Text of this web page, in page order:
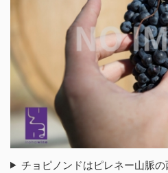
チョピノンドはピレネー山脈